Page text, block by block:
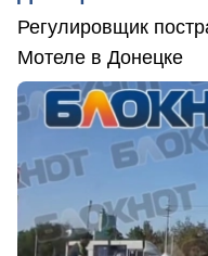
Регулировщик
Мотеле в Донецке